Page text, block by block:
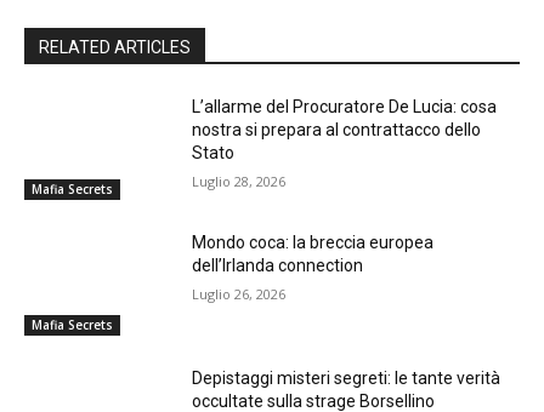
RELATED ARTICLES
Mafia Secrets
L’allarme del Procuratore De Lucia: cosa
nostra si prepara al contrattacco dello
Stato
Luglio 28, 2026
Mafia Secrets
Mondo coca: la breccia europea
dell’Irlanda connection
Luglio 26, 2026
Depistaggi misteri segreti: le tante verità
occultate sulla strage Borsellino